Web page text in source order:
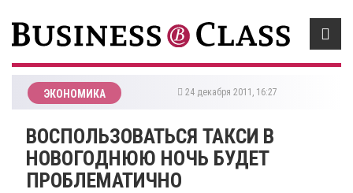
ЭКОНОМИКА 24 декабря 2011, 16:27
ВОСПОЛЬЗОВАТЬСЯ ТАКСИ В
НОВОГОДНЮЮ НОЧЬ БУДЕТ
ПРОБЛЕМАТИЧНО